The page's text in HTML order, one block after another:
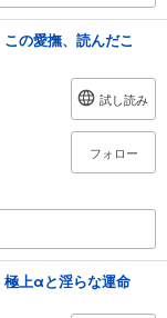
の愛撫、読んだこ
試し読み
フォロー
上αと淫らな運命